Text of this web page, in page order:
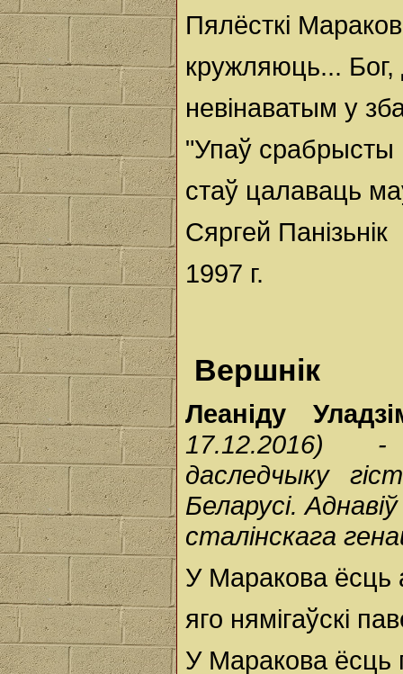
Пялёсткі
кружляюць...
невінаватым у
"Упаў срабрысты
стаў цалаваць
Сяргей Панізьнік
1997 г.
Вершнік
Леаніду
17.12.2016) -
даследчыку
Беларусі.
сталінскага
У Маракова ёсць
яго нямігаўскі
У Маракова ёсць